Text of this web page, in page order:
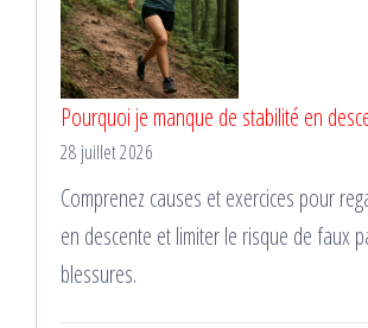
Pourquoi je manque de stabilité en
28 juillet 2026
Comprenez causes et exercices pour
en descente et limiter le risque de faux
blessures.